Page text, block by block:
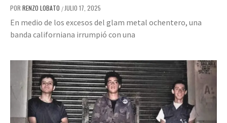
POR RENZO LOBATO / JULIO 17, 2025
En medio de los excesos del glam metal ochentero, una
banda californiana irrumpió con una